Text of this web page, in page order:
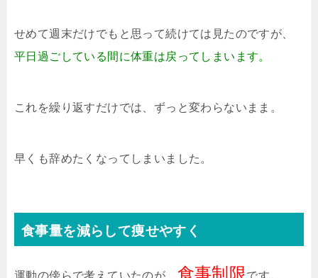
せめて週末だけでもと思って続けては見たのですが、
平日過ごしている間に体重は戻ってしまいます。
これを繰り返すだけでは、ずっと変わらないまま。
早くも辞めたくなってしまいました。
食事量を減らして痩せやすく
運動の傍らで考えていたのが、 食事制限です。